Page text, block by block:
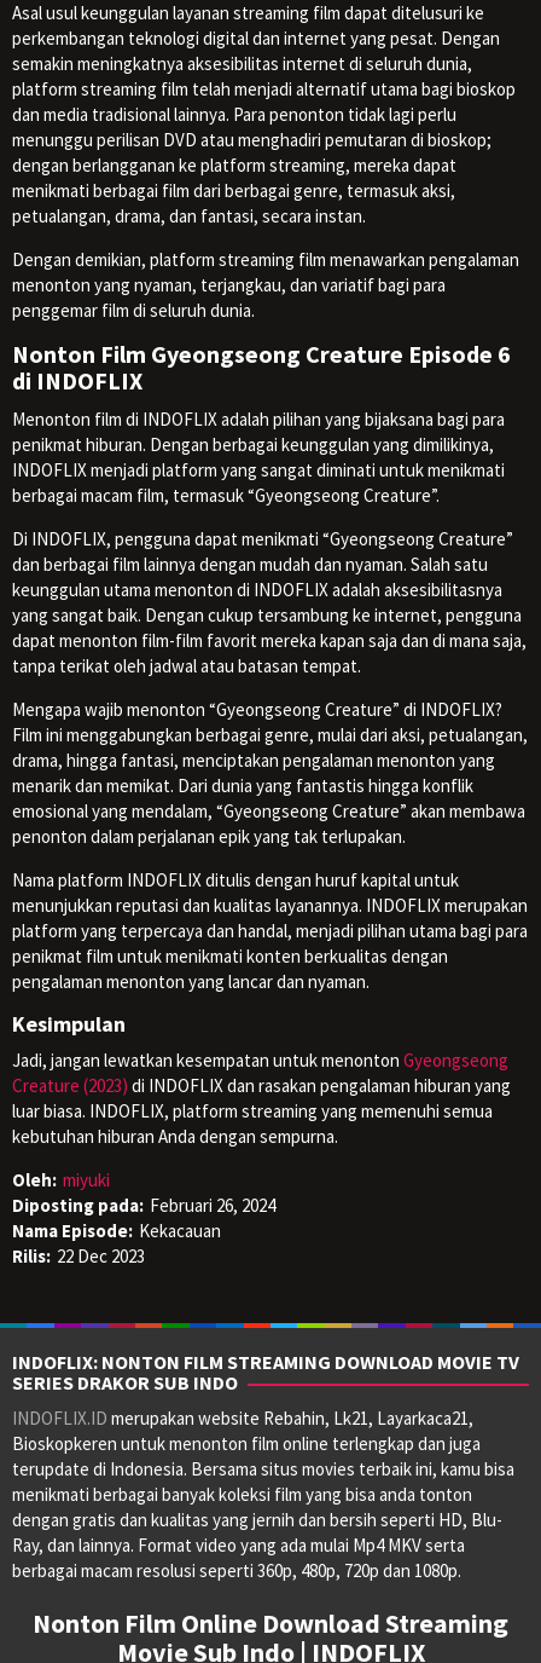
Asal usul keunggulan layanan streaming film dapat ditelusuri ke
perkembangan teknologi digital dan internet yang pesat. Dengan
semakin meningkatnya aksesibilitas internet di seluruh dunia,
platform streaming film telah menjadi alternatif utama bagi bioskop
dan media tradisional lainnya. Para penonton tidak lagi perlu
menunggu perilisan DVD atau menghadiri pemutaran di bioskop;
dengan berlangganan ke platform streaming, mereka dapat
menikmati berbagai film dari berbagai genre, termasuk aksi,
petualangan, drama, dan fantasi, secara instan.
Dengan demikian, platform streaming film menawarkan pengalaman
menonton yang nyaman, terjangkau, dan variatif bagi para
penggemar film di seluruh dunia.
Nonton Film Gyeongseong Creature Episode 6
di INDOFLIX
Menonton film di INDOFLIX adalah pilihan yang bijaksana bagi para
penikmat hiburan. Dengan berbagai keunggulan yang dimilikinya,
INDOFLIX menjadi platform yang sangat diminati untuk menikmati
berbagai macam film, termasuk “Gyeongseong Creature”.
Di INDOFLIX, pengguna dapat menikmati “Gyeongseong Creature”
dan berbagai film lainnya dengan mudah dan nyaman. Salah satu
keunggulan utama menonton di INDOFLIX adalah aksesibilitasnya
yang sangat baik. Dengan cukup tersambung ke internet, pengguna
dapat menonton film-film favorit mereka kapan saja dan di mana saja,
tanpa terikat oleh jadwal atau batasan tempat.
Mengapa wajib menonton “Gyeongseong Creature” di INDOFLIX?
Film ini menggabungkan berbagai genre, mulai dari aksi, petualangan,
drama, hingga fantasi, menciptakan pengalaman menonton yang
menarik dan memikat. Dari dunia yang fantastis hingga konflik
emosional yang mendalam, “Gyeongseong Creature” akan membawa
penonton dalam perjalanan epik yang tak terlupakan.
Nama platform INDOFLIX ditulis dengan huruf kapital untuk
menunjukkan reputasi dan kualitas layanannya. INDOFLIX merupakan
platform yang terpercaya dan handal, menjadi pilihan utama bagi para
penikmat film untuk menikmati konten berkualitas dengan
pengalaman menonton yang lancar dan nyaman.
Kesimpulan
Jadi, jangan lewatkan kesempatan untuk menonton Gyeongseong
Creature (2023) di INDOFLIX dan rasakan pengalaman hiburan yang
luar biasa. INDOFLIX, platform streaming yang memenuhi semua
kebutuhan hiburan Anda dengan sempurna.
Oleh: miyuki
Diposting pada: Februari 26, 2024
Nama Episode: Kekacauan
Rilis: 22 Dec 2023
INDOFLIX: NONTON FILM STREAMING DOWNLOAD MOVIE TV
SERIES DRAKOR SUB INDO
INDOFLIX.ID merupakan website Rebahin, Lk21, Layarkaca21,
Bioskopkeren untuk menonton film online terlengkap dan juga
terupdate di Indonesia. Bersama situs movies terbaik ini, kamu bisa
menikmati berbagai banyak koleksi film yang bisa anda tonton
dengan gratis dan kualitas yang jernih dan bersih seperti HD, Blu-
Ray, dan lainnya. Format video yang ada mulai Mp4 MKV serta
berbagai macam resolusi seperti 360p, 480p, 720p dan 1080p.
Nonton Film Online Download Streaming
Movie Sub Indo | INDOFLIX